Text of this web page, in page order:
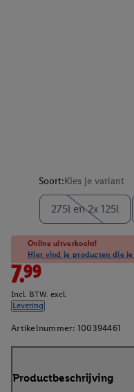
Soort:Kies je variant
275l en 2x 125l
Online uitverkocht!
Hier vind je producten die
7.99
Incl. BTW. excl.
Levering
Artikelnummer: 100394461
Productbeschrijving